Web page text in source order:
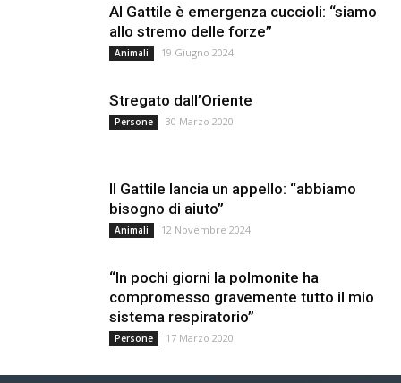
Al Gattile è emergenza cuccioli: “siamo
allo stremo delle forze”
Animali 19 Giugno 2024
Stregato dall’Oriente
Persone 30 Marzo 2020
Il Gattile lancia un appello: “abbiamo
bisogno di aiuto”
Animali 12 Novembre 2024
“In pochi giorni la polmonite ha
compromesso gravemente tutto il mio
sistema respiratorio”
Persone 17 Marzo 2020